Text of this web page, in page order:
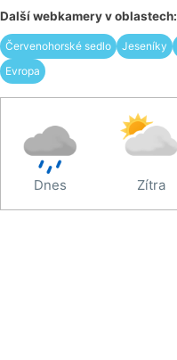
Další webkamery v oblastech:
Červenohorské sedlo Jeseníky
Evropa
Dnes Zítra